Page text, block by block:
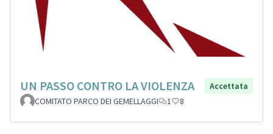
UN PASSO CONTRO LA VIOLENZA
Accettata
COMITATO PARCO DEI GEMELLAGGI
1 8